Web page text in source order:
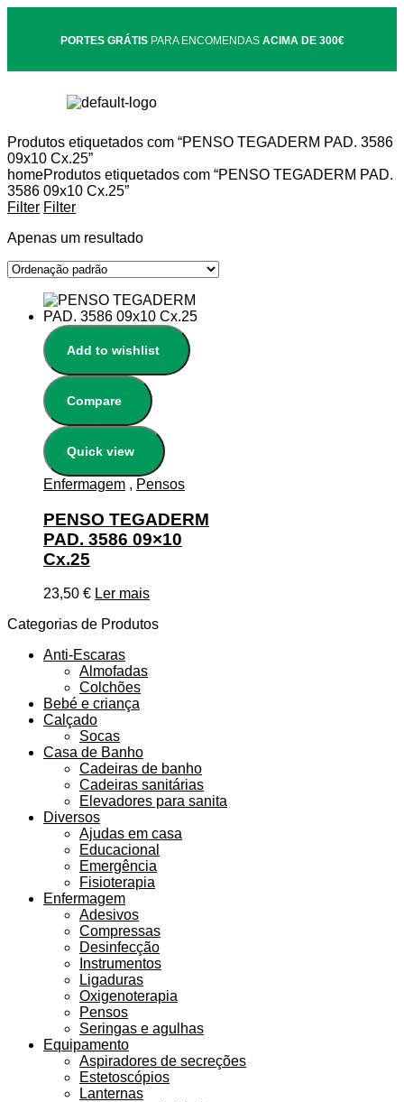
PORTES GRÁTISPARA ENCOMENDAS ACIMA DE 300€
Produtos etiquetados com “PENSO TEGADERM PAD. 3586
09x10 Cx.25”
homeProdutos etiquetados com “PENSO TEGADERM PAD.
3586 09x10 Cx.25”
Filter Filter
Apenas um resultado
Add to wishlist
Compare
Quick view
Enfermagem , Pensos
PENSO TEGADERM
PAD. 3586 09×10
Cx.25
23,50 € Ler mais
Categorias de Produtos
Anti-Escaras
Almofadas
Colchões
Bebé e criança
Calçado
Socas
Casa de Banho
Cadeiras de banho
Cadeiras sanitárias
Elevadores para sanita
Diversos
Ajudas em casa
Educacional
Emergência
Fisioterapia
Enfermagem
Adesivos
Compressas
Desinfecção
Instrumentos
Ligaduras
Oxigenoterapia
Pensos
Seringas e agulhas
Equipamento
Aspiradores de secreções
Estetoscópios
Lanternas